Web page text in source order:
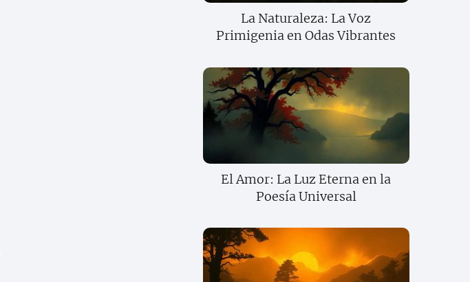
La Naturaleza: La Voz
Primigenia en Odas Vibrantes
El Amor: La Luz Eterna en la
Poesía Universal